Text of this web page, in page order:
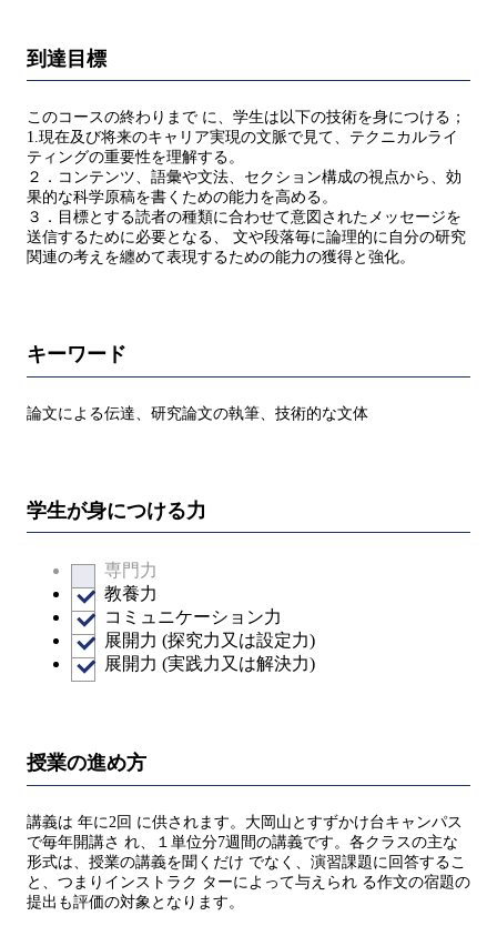
到達目標
このコースの終わりまで に、学生は以下の技術を身につける；
1.現在及び将来のキャリア実現の文脈で見て、テクニカルライ
ティングの重要性を理解する。
２．コンテンツ、語彙や文法、セクション構成の視点から、効
果的な科学原稿を書くための能力を高める。
３．目標とする読者の種類に合わせて意図されたメッセージを
送信するために必要となる、 文や段落毎に論理的に自分の研究
関連の考えを纏めて表現するための能力の獲得と強化。
キーワード
論文による伝達、研究論文の執筆、技術的な文体
学生が身につける力
専門力
教養力
コミュニケーション力
展開力 (探究力又は設定力)
展開力 (実践力又は解決力)
授業の進め方
講義は 年に2回 に供されます。大岡山とすずかけ台キャンパス
で毎年開講さ れ、１単位分7週間の講義です。各クラスの主な
形式は、授業の講義を聞くだけ でなく、演習課題に回答するこ
と、つまりインストラク ターによって与えられ る作文の宿題の
提出も評価の対象となります。